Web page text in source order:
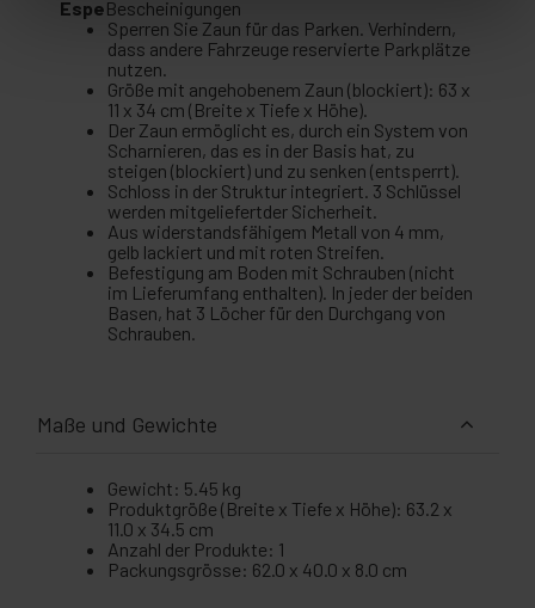
EspeBescheinigungen
Sperren Sie Zaun für das Parken. Verhindern,
dass andere Fahrzeuge reservierte Parkplätze
nutzen.
Größe mit angehobenem Zaun (blockiert): 63 x
11 x 34 cm (Breite x Tiefe x Höhe).
Der Zaun ermöglicht es, durch ein System von
Scharnieren, das es in der Basis hat, zu
steigen (blockiert) und zu senken (entsperrt).
Schloss in der Struktur integriert. 3 Schlüssel
werden mitgeliefertder Sicherheit.
Aus widerstandsfähigem Metall von 4 mm,
gelb lackiert und mit roten Streifen.
Befestigung am Boden mit Schrauben (nicht
im Lieferumfang enthalten). In jeder der beiden
Basen, hat 3 Löcher für den Durchgang von
Schrauben.
Maße und Gewichte
Gewicht: 5.45 kg
Produktgröße (Breite x Tiefe x Höhe): 63.2 x
11.0 x 34.5 cm
Anzahl der Produkte: 1
Packungsgrösse: 62.0 x 40.0 x 8.0 cm